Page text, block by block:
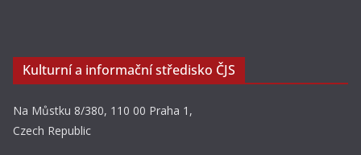
Kulturní a informační středisko ČJS
Na Můstku 8/380, 110 00 Praha 1,
Czech Republic